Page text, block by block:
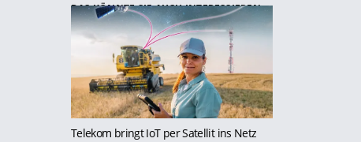
DAS KÖNNTE SIE AUCH INTERESSIEREN:
Telekom bringt IoT per Satellit ins Netz